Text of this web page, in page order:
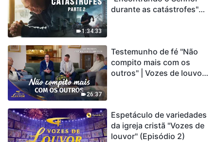
1:34:33
durante as catástrofes"
catástrofes ccontecem, a
humanidade está
entrando em contagem
26:37
Testemunho de fé "Não
compito mais com os
outros" | Vozes de louvor
Espetáculo de variedades
da igreja cristã "Vozes de
louvor" (Episódio 2)